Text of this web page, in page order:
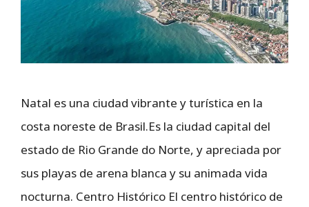
Natal es una ciudad vibrante y turística en la
costa noreste de Brasil.Es la ciudad capital del
estado de Rio Grande do Norte, y apreciada por
sus playas de arena blanca y su animada vida
nocturna. Centro Histórico El centro histórico de